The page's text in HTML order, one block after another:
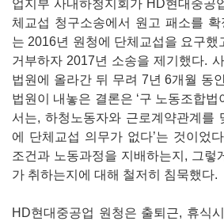
업지부 사내하청지회가 HD현대중공
체교섭 청구소송에서 원고 패소를 확
는 2016년 원청에 단체교섭을 요구했
거부하자 2017년 소송을 제기했다.
법원에 올라간 뒤 무려 7년 6개월 동
법원이 내놓은 결론은 ‘구 노동조합법
서는, 하청노동자와 근로계약관계를
에 단체교섭 의무가 없다’는 것이었
조건과 노동과정을 지배하는지, 그렇
가 취하는지에 대해 철저히 침묵했다.
HD현대중공업 원청은 출퇴근, 휴식